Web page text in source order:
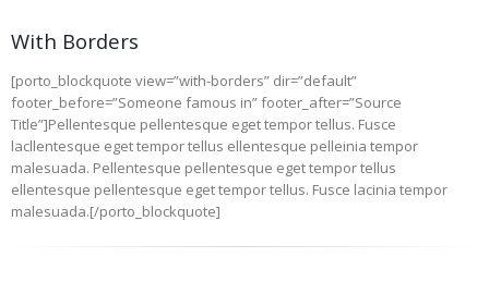
With Borders
[porto_blockquote view=”with-borders” dir=”default”
footer_before=”Someone famous in” footer_after=”Source
Title”]Pellentesque pellentesque eget tempor tellus. Fusce
lacllentesque eget tempor tellus ellentesque pelleinia tempor
malesuada. Pellentesque pellentesque eget tempor tellus
ellentesque pellentesque eget tempor tellus. Fusce lacinia tempor
malesuada.[/porto_blockquote]